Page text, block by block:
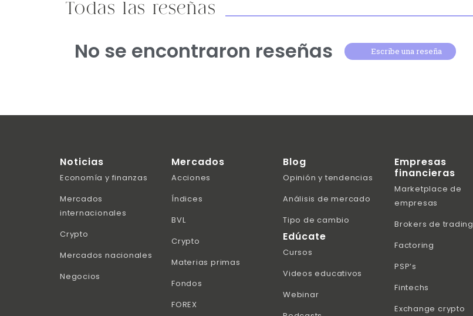
Todas las reseñas
No se encontraron reseñas Escribe una reseña
Noticias
Economía y finanzas
Mercados
internacionales
Crypto
Mercados nacionales
Negocios
Mercados
Acciones
Índices
BVL
Crypto
Materias primas
Fondos
FOREX
Blog
Opinión y tendencias
Análisis de mercado
Tipo de cambio
Edúcate
Cursos
Videos educativos
Webinar
Empresas
financieras
Marketplace de
empresas
Brokers de trading
Factoring
PSP’s
Fintechs
Exchange crypto